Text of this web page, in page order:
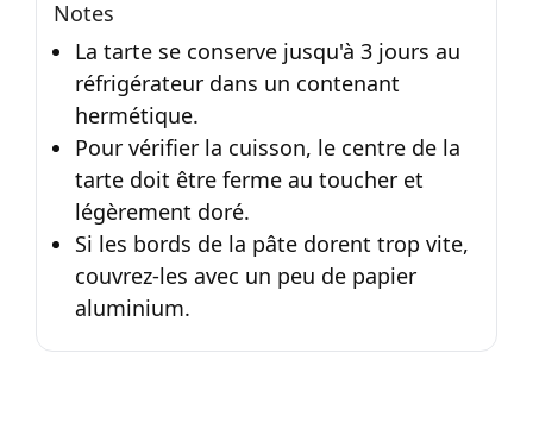
Notes
La tarte se conserve jusqu'à 3 jours au
réfrigérateur dans un contenant
hermétique.
Pour vérifier la cuisson, le centre de la
tarte doit être ferme au toucher et
légèrement doré.
Si les bords de la pâte dorent trop vite,
couvrez-les avec un peu de papier
aluminium.